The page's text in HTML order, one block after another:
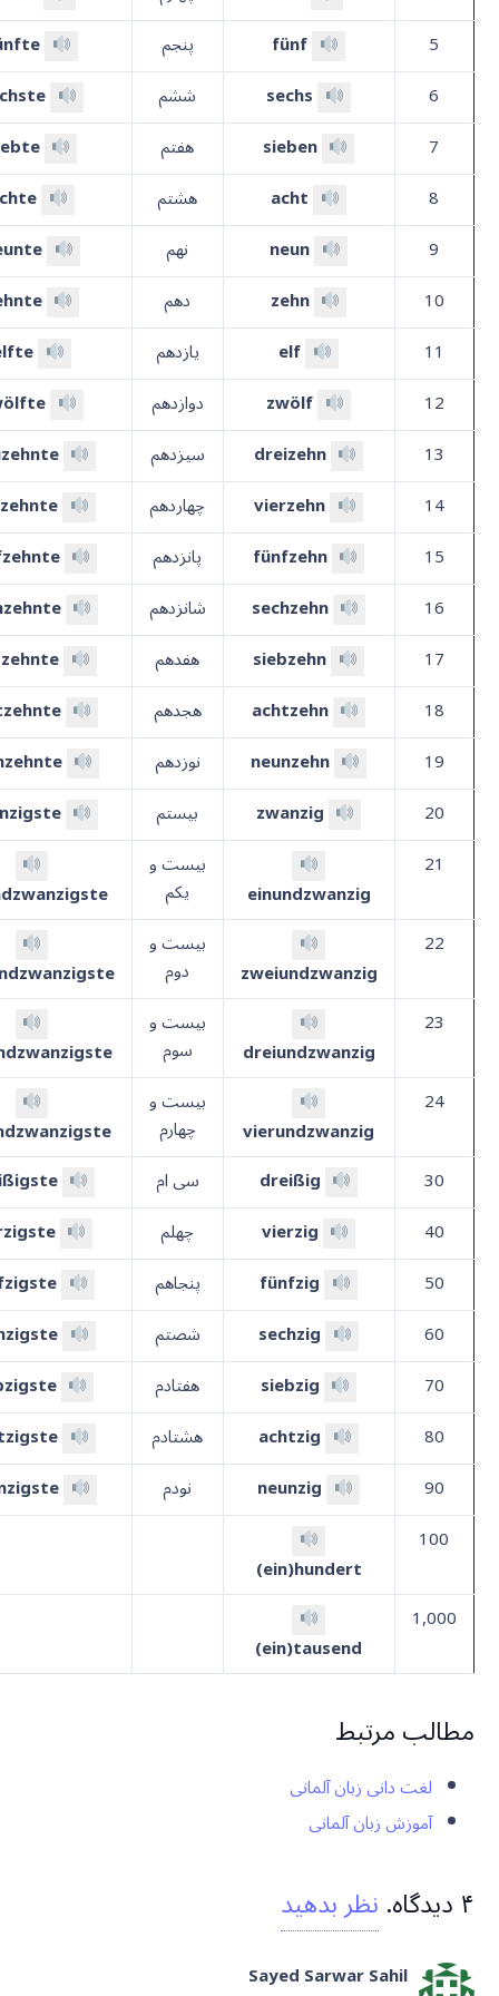
5
fünf پنجم
6
sechs ششم
7
sieben هفتم
8
acht هشتم
9
neun نهم
10
zehn دهم
11
elf یازدهم
12
zwölf دوازدهم
13
dreizehn سیزدهم
14
vierzehn چهاردهم
15
fünfzehn پانزدهم
16
sechzehn شانزدهم
17
siebzehn هفدهم
18
achtzehn هجدهم
19
neunzehn نوزدهم
20
zwanzig بیستم
21
einundzwanzig
بیست و
یکم
22
zweiundzwanzig
بیست و
دوم
23
dreiundzwanzig
بیست و
سوم
24
vierundzwanzig
بیست و
چهارم
30
dreißig سی ام
40
vierzig چهلم
50
fünfzig پنجاهم
60
sechzig شصتم
70
siebzig هفتادم
80
achtzig هشتادم
90
neunzig نودم
100
ein)hundert)
1,000
ein)tausend)
مطالب مرتبط
لغت دانی زبان آلمانی
آموزش زبان آلمانی
۴دیدگاه.نظر بدهید
Sayed Sarwar Sahil